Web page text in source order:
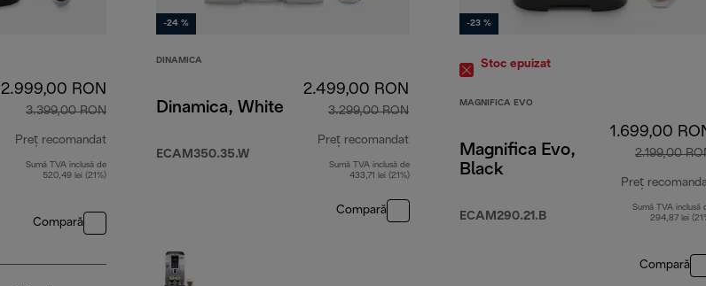
2.999,00 RON
3.399,00 RON
Preț recomandat
preț inițial 3.399,00 RON
Sumă TVA inclusă de
520,49 lei (21%)
Compară
-24 %
DINAMICA
Dinamica, White
ECAM350.35.W
2.499,00 RON
3.299,00 RON
Preț recomandat
preț inițial 3.299,00 RON
Sumă TVA inclusă de
433,71 lei (21%)
Compară
-23 %
Stoc epuizat
MAGNIFICA EVO
Magnifica Evo,
Black
ECAM290.21.B
1.699,00
2.199,00
Preț
Sumă TVA inclusă
294,87 lei
Compară